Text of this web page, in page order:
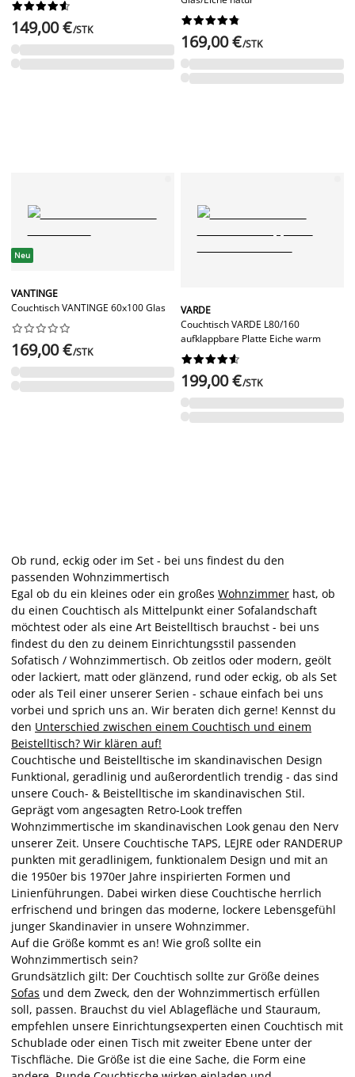






149,00 €/STK






169,00 €/STK
Neu
VANTINGE
Couchtisch VANTINGE 60x100 Glas






169,00 €/STK
VARDE
Couchtisch VARDE L80/160
aufklappbare Platte Eiche warm






199,00 €/STK
Ob rund, eckig oder im Set - bei uns findest du den
passenden Wohnzimmertisch
Egal ob du ein kleines oder ein großes Wohnzimmer hast, ob
du einen Couchtisch als Mittelpunkt einer Sofalandschaft
möchtest oder als eine Art Beistelltisch brauchst - bei uns
findest du den zu deinem Einrichtungsstil passenden
Sofatisch / Wohnzimmertisch. Ob zeitlos oder modern, geölt
oder lackiert, matt oder glänzend, rund oder eckig, ob als Set
oder als Teil einer unserer Serien - schaue einfach bei uns
vorbei und sprich uns an. Wir beraten dich gerne! Kennst du
den Unterschied zwischen einem Couchtisch und einem
Beistelltisch? Wir klären auf!
Couchtische und Beistelltische im skandinavischen Design
Funktional, geradlinig und außerordentlich trendig - das sind
unsere Couch- & Beistelltische im skandinavischen Stil.
Geprägt vom angesagten Retro-Look treffen
Wohnzimmertische im skandinavischen Look genau den Nerv
unserer Zeit. Unsere Couchtische TAPS, LEJRE oder RANDERUP
punkten mit geradlinigem, funktionalem Design und mit an
die 1950er bis 1970er Jahre inspirierten Formen und
Linienführungen. Dabei wirken diese Couchtische herrlich
erfrischend und bringen das moderne, lockere Lebensgefühl
junger Skandinavier in unsere Wohnzimmer.
Auf die Größe kommt es an! Wie groß sollte ein
Wohnzimmertisch sein?
Grundsätzlich gilt: Der Couchtisch sollte zur Größe deines
Sofas und dem Zweck, den der Wohnzimmertisch erfüllen
soll, passen. Brauchst du viel Ablagefläche und Stauraum,
empfehlen unsere Einrichtungsexperten einen Couchtisch mit
Schublade oder einen Tisch mit zweiter Ebene unter der
Tischfläche. Die Größe ist die eine Sache, die Form eine